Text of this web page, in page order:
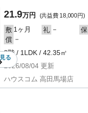
見る
21.9万円 (共益費 18,000円)
敷 1ヶ月 礼 － 保
償 －
3階 / 1LDK / 42.35㎡
2026/08/04 更新
ハウスコム 高田馬場店